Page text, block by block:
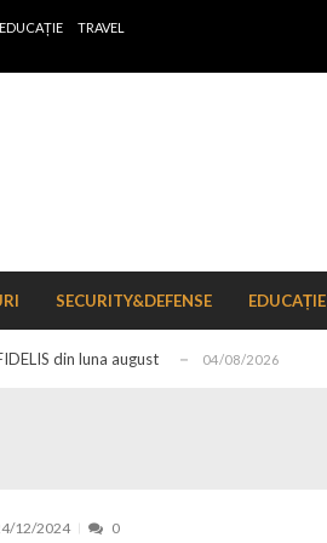
EDUCAȚIE
TRAVEL
SECURITY&DEFENSE EDUCAȚIE
din luna august 04/08/2026
12/2024 0